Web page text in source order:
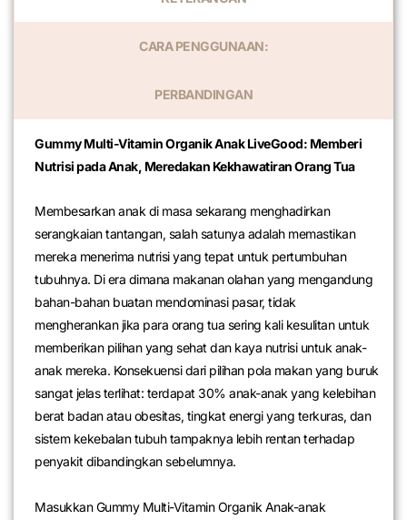
CARA PENGGUNAAN:
PERBANDINGAN
Gummy Multi-Vitamin Organik Anak LiveGood: Memberi
Nutrisi pada Anak, Meredakan Kekhawatiran Orang Tua
Membesarkan anak di masa sekarang menghadirkan
serangkaian tantangan, salah satunya adalah memastikan
mereka menerima nutrisi yang tepat untuk pertumbuhan
tubuhnya. Di era dimana makanan olahan yang mengandung
bahan-bahan buatan mendominasi pasar, tidak
mengherankan jika para orang tua sering kali kesulitan untuk
memberikan pilihan yang sehat dan kaya nutrisi untuk anak-
anak mereka. Konsekuensi dari pilihan pola makan yang buruk
sangat jelas terlihat: terdapat 30% anak-anak yang kelebihan
berat badan atau obesitas, tingkat energi yang terkuras, dan
sistem kekebalan tubuh tampaknya lebih rentan terhadap
penyakit dibandingkan sebelumnya.
Masukkan Gummy Multi-Vitamin Organik Anak-anak